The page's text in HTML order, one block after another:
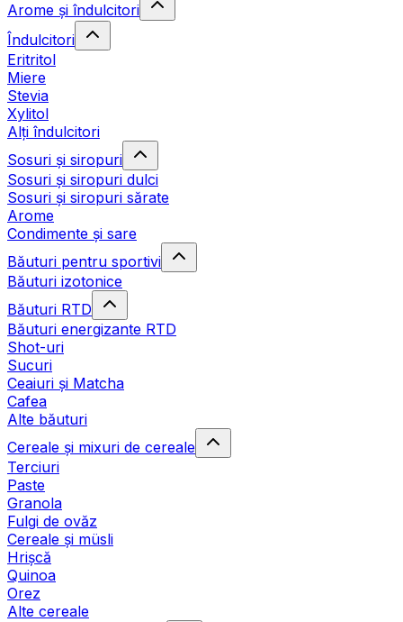
Arome și îndulcitori
Îndulcitori
Eritritol
Miere
Stevia
Xylitol
Alți îndulcitori
Sosuri și siropuri
Sosuri și siropuri dulci
Sosuri și siropuri sărate
Arome
Condimente și sare
Băuturi pentru sportivi
Băuturi izotonice
Băuturi RTD
Băuturi energizante RTD
Shot-uri
Sucuri
Ceaiuri și Matcha
Cafea
Alte băuturi
Cereale și mixuri de cereale
Terciuri
Paste
Granola
Fulgi de ovăz
Cereale și müsli
Hrișcă
Quinoa
Orez
Alte cereale